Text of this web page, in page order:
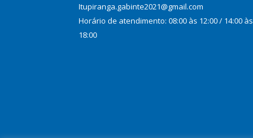
Itupiranga.gabinte2021@gmail.com
Horário de atendimento: 08:00 às 12:00 / 14:00 às
18:00